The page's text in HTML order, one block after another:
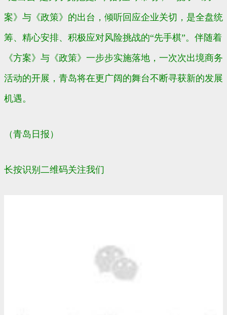
案》与《政策》的出台，倾听回应企业关切，是全盘统
筹、精心安排、积极应对风险挑战的“先手棋”。伴随着
《方案》与《政策》一步步实施落地，一次次出境商务
活动的开展，青岛将在更广阔的舞台不断寻获新的发展
机遇。
（青岛日报）
长按识别二维码关注我们